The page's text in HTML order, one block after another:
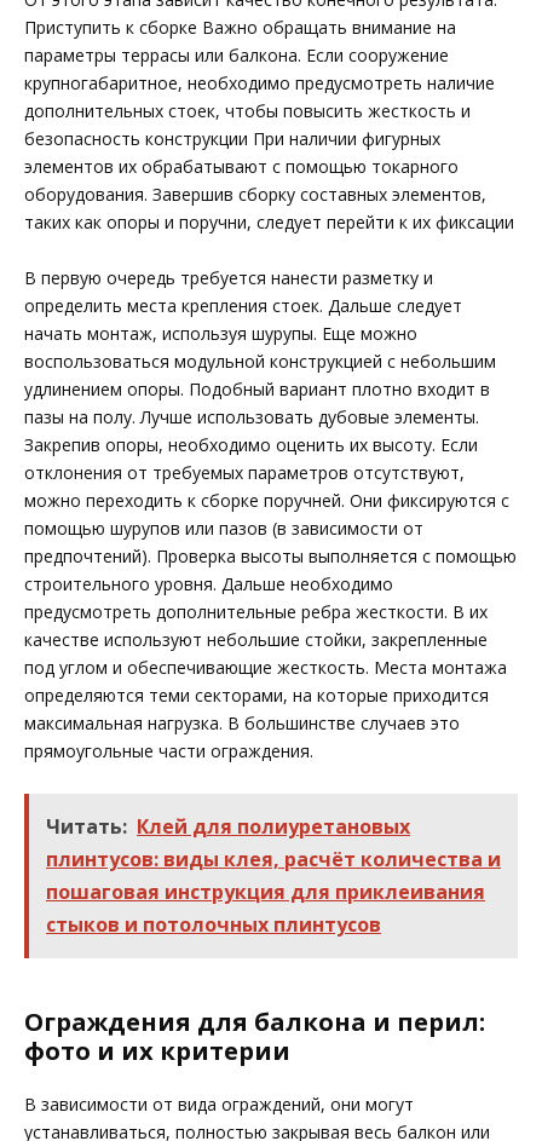
Приступить к сборке Важно обращать внимание на
параметры террасы или балкона. Если сооружение
крупногабаритное, необходимо предусмотреть наличие
дополнительных стоек, чтобы повысить жесткость и
безопасность конструкции При наличии фигурных
элементов их обрабатывают с помощью токарного
оборудования. Завершив сборку составных элементов,
таких как опоры и поручни, следует перейти к их фиксации
В первую очередь требуется нанести разметку и
определить места крепления стоек. Дальше следует
начать монтаж, используя шурупы. Еще можно
воспользоваться модульной конструкцией с небольшим
удлинением опоры. Подобный вариант плотно входит в
пазы на полу. Лучше использовать дубовые элементы.
Закрепив опоры, необходимо оценить их высоту. Если
отклонения от требуемых параметров отсутствуют,
можно переходить к сборке поручней. Они фиксируются с
помощью шурупов или пазов (в зависимости от
предпочтений). Проверка высоты выполняется с помощью
строительного уровня. Дальше необходимо
предусмотреть дополнительные ребра жесткости. В их
качестве используют небольшие стойки, закрепленные
под углом и обеспечивающие жесткость. Места монтажа
определяются теми секторами, на которые приходится
максимальная нагрузка. В большинстве случаев это
прямоугольные части ограждения.
Читать: Клей для полиуретановых
плинтусов: виды клея, расчёт количества и
пошаговая инструкция для приклеивания
стыков и потолочных плинтусов
Ограждения для балкона и перил:
фото и их критерии
В зависимости от вида ограждений, они могут
устанавливаться, полностью закрывая весь балкон или